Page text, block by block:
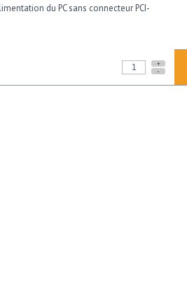
du PC sans connecteur PCI-
+
-